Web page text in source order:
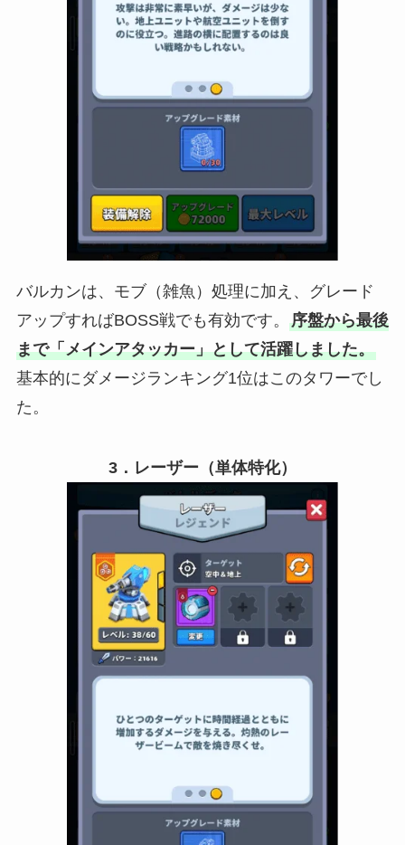
バルカンは、モブ（雑魚）処理に加え、グレード
アップすればBOSS戦でも有効です。 序盤から最後
まで「メインアタッカー」として活躍しました。
基本的にダメージランキング1位はこのタワーでし
た。
3．レーザー（単体特化）